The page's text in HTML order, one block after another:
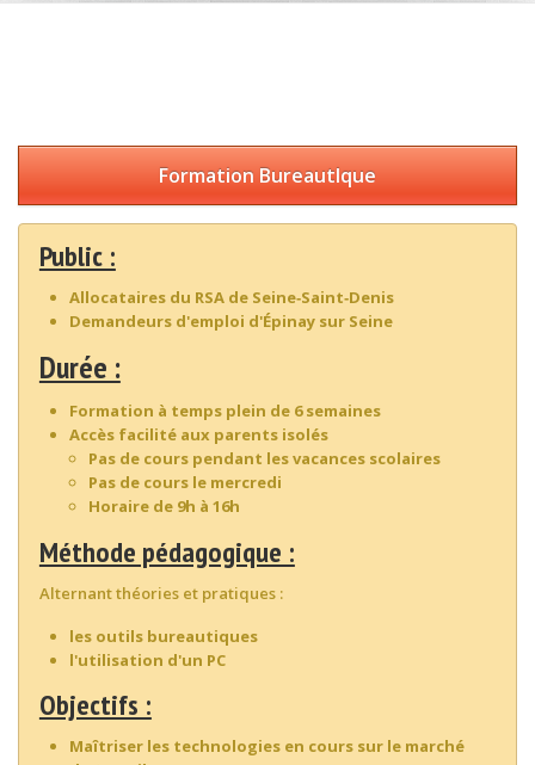
Formation BureautIque
Public :
Allocataires du RSA de Seine‐Saint‐Denis
Demandeurs d'emploi d'Épinay sur Seine
Durée :
Formation à temps plein de 6 semaines
Accès facilité aux parents isolés
Pas de cours pendant les vacances scolaires
Pas de cours le mercredi
Horaire de 9h à 16h
Méthode pédagogique :
Alternant théories et pratiques :
les outils bureautiques
l'utilisation d'un PC
Objectifs :
Maîtriser les technologies en cours sur le marché